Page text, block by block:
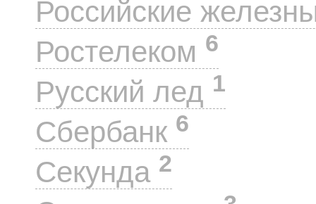
Российские
Ростелеком 6
Русский лед 1
Сбербанк 6
Секунда 2